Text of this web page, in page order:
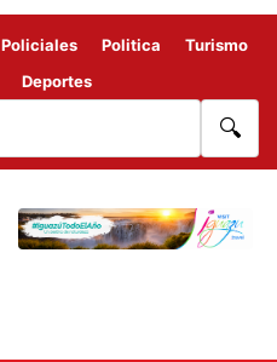
Policiales Politica
Turismo
Deportes
🔍